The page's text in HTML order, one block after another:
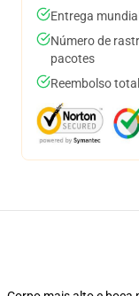
Entrega
Número de
pacotes
Reembolso